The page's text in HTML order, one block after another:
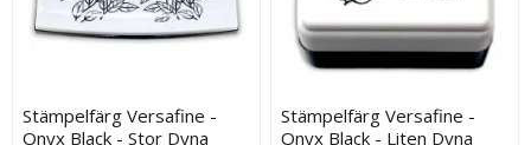
Stämpelfärg Versafine -
Onyx Black - Stor Dyna
Stämpelfärg Versafine -
Onyx Black - Liten Dyna